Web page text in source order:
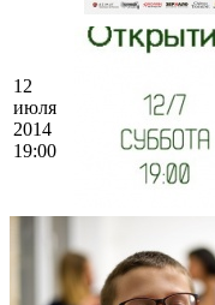
12
июля
2014
19:00